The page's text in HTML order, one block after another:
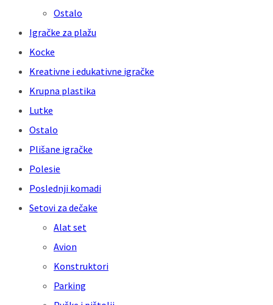
Ostalo
Igračke za plažu
Kocke
Kreativne i edukativne igračke
Krupna plastika
Lutke
Ostalo
Plišane igračke
Polesie
Poslednji komadi
Setovi za dečake
Alat set
Avion
Konstruktori
Parking